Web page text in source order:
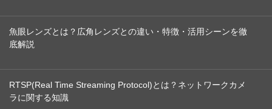
魚眼レンズとは？広角レンズとの違い・特徴・活用シーンを徹
底解説
RTSP(Real Time Streaming Protocol)とは？ネットワークカメ
ラに関する知識